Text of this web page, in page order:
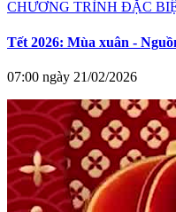
CHƯƠNG TRÌNH ĐẶC
Tết 2026: Mùa xuân -
07:00 ngày 21/02/2026